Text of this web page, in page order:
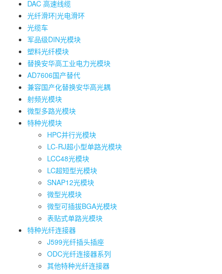
DAC 高速线缆
光纤滑环|光电滑环
光缆车
军品级DIN光模块
塑料光纤模块
替换安华高工业电力光模块
AD7606国产替代
兼容国产化替换安华高光耦
射频光模块
微型多路光模块
特种光模块
HPC并行光模块
LC-RJ超小型单路光模块
LCC48光模块
LC超短型光模块
SNAP12光模块
微型光模块
微型可插拔BGA光模块
表贴式单路光模块
特种光纤连接器
J599光纤插头插座
ODC光纤连接器系列
其他特种光纤连接器